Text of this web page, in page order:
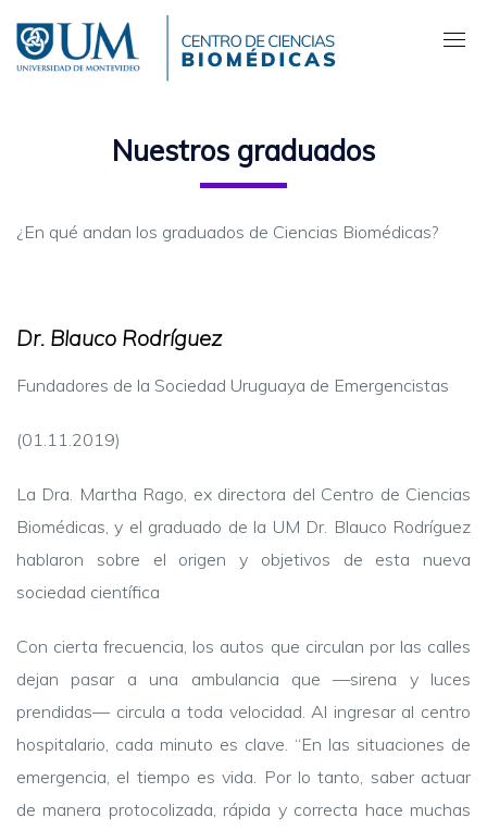
contenido
principal
Nuestros graduados
¿En qué andan los graduados de Ciencias Biomédicas?
Dr. Blauco Rodríguez
Fundadores de la Sociedad Uruguaya de Emergencistas
(01.11.2019)
La Dra. Martha Rago, ex directora del Centro de Ciencias
Biomédicas, y el graduado de la UM Dr. Blauco Rodríguez
hablaron sobre el origen y objetivos de esta nueva
sociedad científica
Con cierta frecuencia, los autos que circulan por las calles
dejan pasar a una ambulancia que —sirena y luces
prendidas— circula a toda velocidad. Al ingresar al centro
hospitalario, cada minuto es clave. “En las situaciones de
emergencia, el tiempo es vida. Por lo tanto, saber actuar
de manera protocolizada, rápida y correcta hace muchas